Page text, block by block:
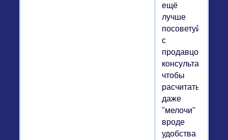
ещё
лучше
посоветуйтесь
с
продавцом-
консультантом,
чтобы
расчитать
даже
"мелочи"
вроде
удобства